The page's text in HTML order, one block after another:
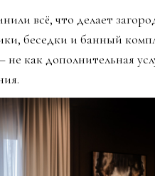
всё, что делает
беседки и банный
как дополнительная